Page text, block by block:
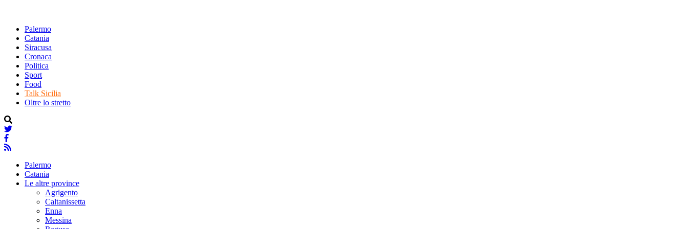
Palermo
Catania
Siracusa
Cronaca
Politica
Sport
Food
Talk Sicilia
Oltre lo stretto
Palermo
Catania
Le altre province
Agrigento
Caltanissetta
Enna
Messina